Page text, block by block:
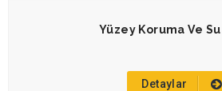
Yüzey Koruma Ve
Detaylar